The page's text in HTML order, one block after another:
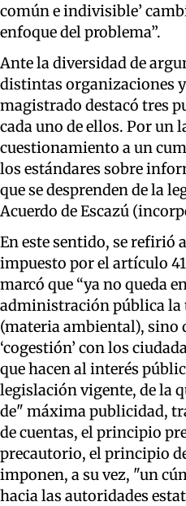
común e indivisible’
enfoque del problema”.
Ante la diversidad de
distintas organizaciones
magistrado destacó tres
cada uno de ellos. Por un
cuestionamiento a un
los estándares sobre
que se desprenden de la
Acuerdo de Escazú
En este sentido, se refirió
impuesto por el artículo
marcó que “ya no queda
administración pública la
(materia ambiental), sino
‘cogestión’ con los
que hacen al interés
legislación vigente, de la
de" máxima publicidad,
de cuentas, el principio
precautorio, el principio
imponen, a su vez, "un
hacia las autoridades